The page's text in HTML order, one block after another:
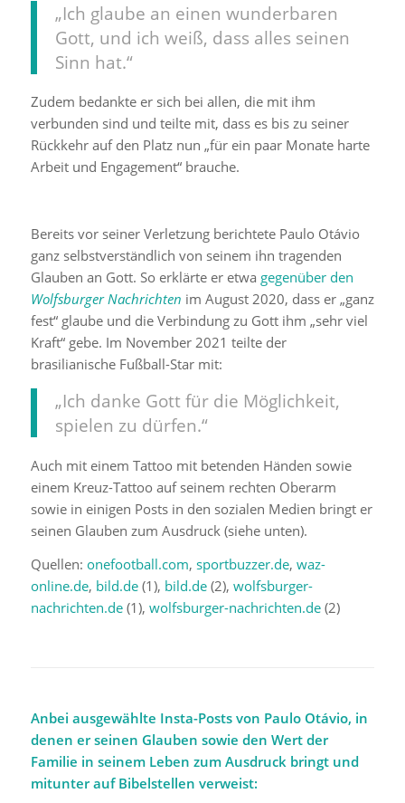
„Ich glaube an einen wunderbaren
Gott, und ich weiß, dass alles seinen
Sinn hat.“
Zudem bedankte er sich bei allen, die mit ihm
verbunden sind und teilte mit, dass es bis zu seiner
Rückkehr auf den Platz nun „für ein paar Monate harte
Arbeit und Engagement“ brauche.
Bereits vor seiner Verletzung berichtete Paulo Otávio
ganz selbstverständlich von seinem ihn tragenden
Glauben an Gott. So erklärte er etwa gegenüber den
Wolfsburger Nachrichten im August 2020, dass er „ganz
fest“ glaube und die Verbindung zu Gott ihm „sehr viel
Kraft“ gebe. Im November 2021 teilte der
brasilianische Fußball-Star mit:
„Ich danke Gott für die Möglichkeit,
spielen zu dürfen.“
Auch mit einem Tattoo mit betenden Händen sowie
einem Kreuz-Tattoo auf seinem rechten Oberarm
sowie in einigen Posts in den sozialen Medien bringt er
seinen Glauben zum Ausdruck (siehe unten).
Quellen: onefootball.com, sportbuzzer.de, waz-
online.de, bild.de(1), bild.de(2), wolfsburger-
nachrichten.de(1), wolfsburger-nachrichten.de(2)
Anbei ausgewählte Insta-Posts von Paulo Otávio, in
denen er seinen Glauben sowie den Wert der
Familie in seinem Leben zum Ausdruck bringt und
mitunter auf Bibelstellen verweist: